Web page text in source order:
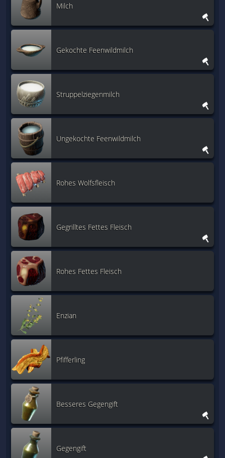
Milch
Gekochte Feenwildmilch
Struppelziegenmilch
Ungekochte Feenwildmilch
Rohes Wolfsfleisch
Gegrilltes Fettes Fleisch
Rohes Fettes Fleisch
Enzian
Pfifferling
Besseres Gegengift
Gegengift